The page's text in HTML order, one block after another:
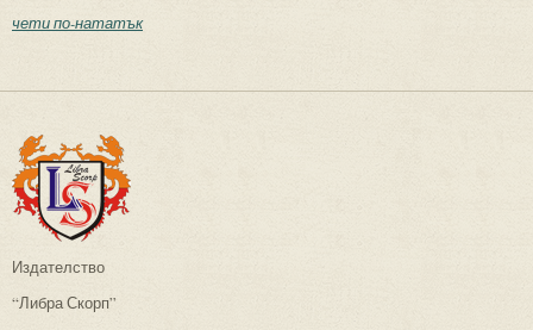
чети по-нататък
Издателство
“Либра Скорп”